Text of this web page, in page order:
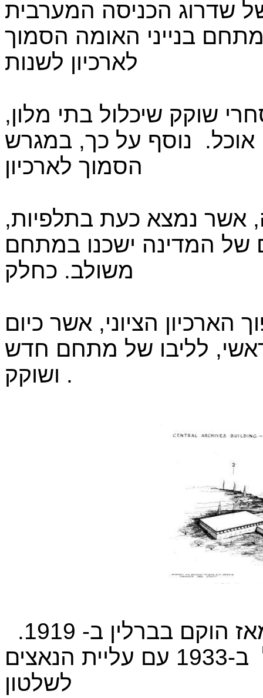
שדרוג הכניסה המערבית
בנייני האומה הסמוך
לארכיון לשנות
שוקק שיכלול בתי מלון,
נוסף על כך, במגרש
הסמוך לארכיון
אשר נמצא כעת בתלפיות,
של המדינה ישכנו במתחם
משולב. כחלק
הציוני, אשר כיום
לליבו של מתחם חדש
ושוקק .
ב-1933 עם עליית הנאצים
לשלטון